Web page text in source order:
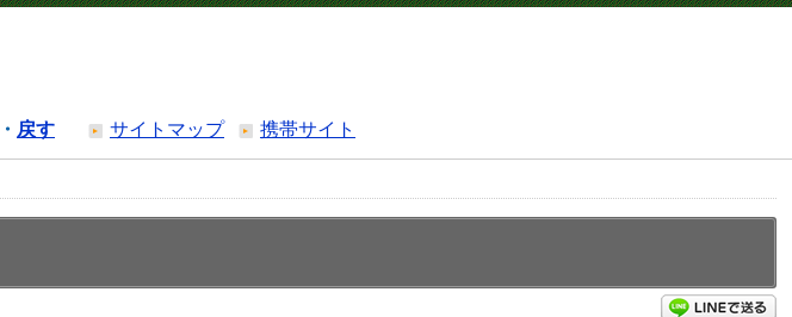
・ 戻す サイトマップ 携帯サイト